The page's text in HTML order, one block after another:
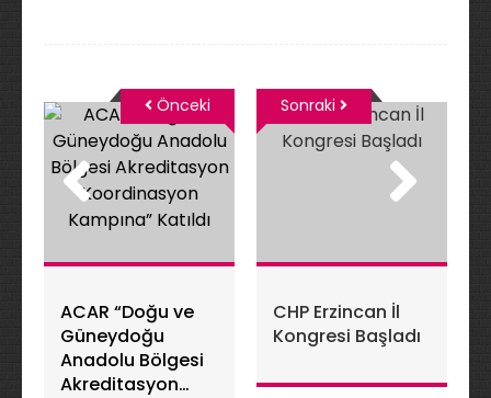
ACAR “Doğu ve
Güneydoğu
Anadolu Bölgesi
Akreditasyon
Önceki
CHP Erzincan İl
Kongresi Başladı
Sonraki